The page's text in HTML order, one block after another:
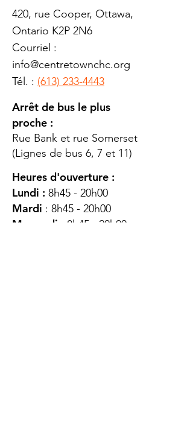
420, rue Cooper, Ottawa,
Ontario K2P 2N6
Courriel :
info@centretownchc.org
Tél. : (613) 233-4443
Arrêt de bus le plus
proche :
Rue Bank et rue Somerset
(Lignes de bus 6, 7 et 11)
Heures d'ouverture :
Lundi : 8h45 - 20h00
Mardi : 8h45 - 20h00
Mercredi : 8h45 - 20h00